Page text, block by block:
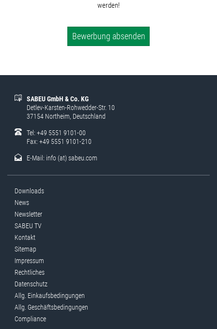
werden!
Bewerbung absenden
SABEU GmbH & Co. KG
Detlev-Karsten-Rohwedder-Str. 10
37154 Northeim, Deutschland
Tel: +49 5551 9101-00
Fax: +49 5551 9101-210
E-Mail: info (at) sabeu.com
Downloads
News
Newsletter
SABEU TV
Kontakt
Sitemap
Impressum
Rechtliches
Datenschutz
Allg. Einkaufsbedingungen
Allg. Geschäftsbedingungen
Compliance